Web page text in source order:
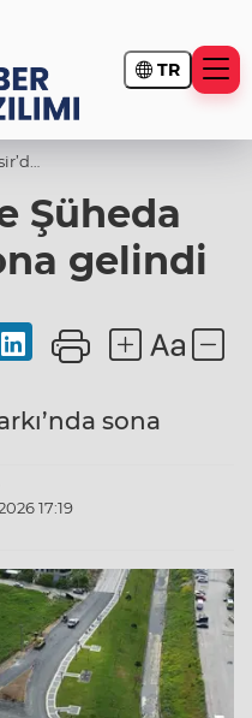
TR
Şüheda
gelindi
sona
17:19